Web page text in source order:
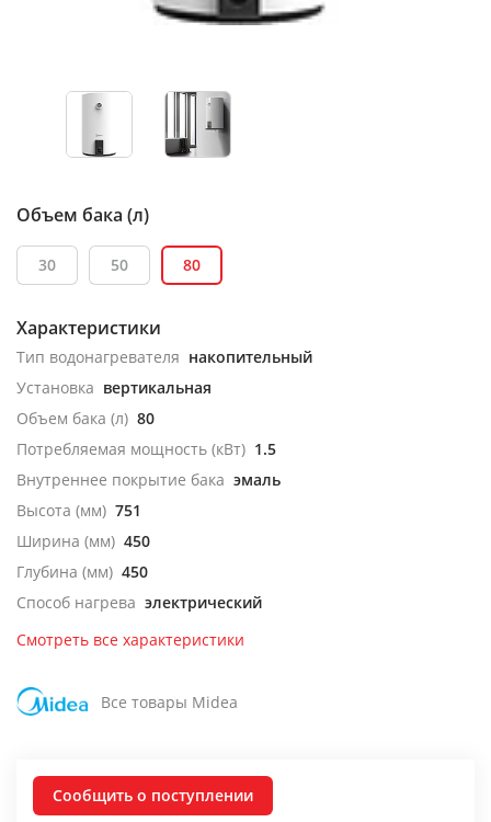
Объем бака (л)
30 50 80
Характеристики
Тип водонагревателя накопительный
Установка вертикальная
Объем бака (л) 80
Потребляемая мощность (кВт) 1.5
Внутреннее покрытие бака эмаль
Высота (мм) 751
Ширина (мм) 450
Глубина (мм) 450
Способ нагрева электрический
Смотреть все характеристики
Все товары Midea
Сообщить о поступлении